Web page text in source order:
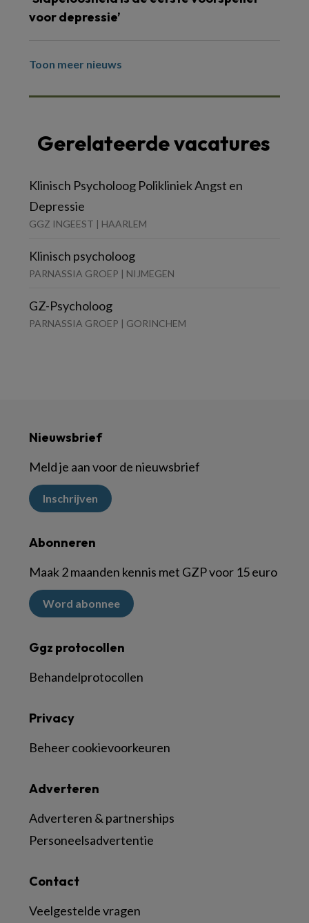
voor depressie’
Toon meer nieuws
Gerelateerde vacatures
Klinisch Psycholoog Polikliniek Angst en
Depressie
GGZ INGEEST | HAARLEM
Klinisch psycholoog
PARNASSIA GROEP | NIJMEGEN
GZ-Psycholoog
PARNASSIA GROEP | GORINCHEM
Nieuwsbrief
Meld je aan voor de nieuwsbrief
Inschrijven
Abonneren
Maak 2 maanden kennis met GZP voor 15 euro
Word abonnee
Ggz protocollen
Behandelprotocollen
Contact
Veelgestelde vragen
Adverteren
Adverteren & partnerships
Personeelsadvertentie
Privacy
Beheer cookievoorkeuren